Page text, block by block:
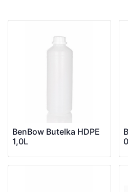
BenBow Butelka HDPE
1,0L